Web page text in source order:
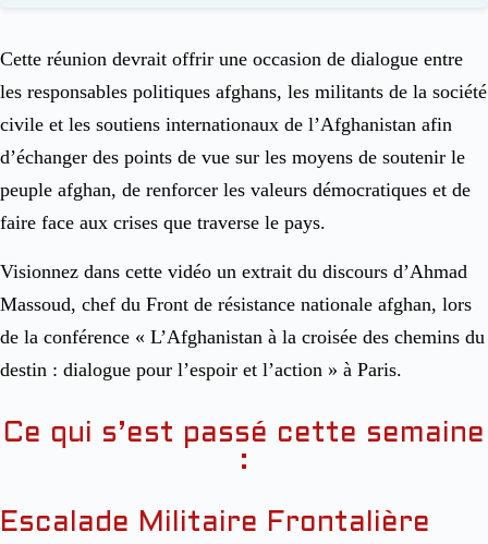
Cette réunion devrait offrir une occasion de dialogue entre
les responsables politiques afghans, les militants de la société
civile et les soutiens internationaux de l’Afghanistan afin
d’échanger des points de vue sur les moyens de soutenir le
peuple afghan, de renforcer les valeurs démocratiques et de
faire face aux crises que traverse le pays.
Visionnez dans cette vidéo un extrait du discours d’Ahmad
Massoud, chef du Front de résistance nationale afghan, lors
de la conférence « L’Afghanistan à la croisée des chemins du
destin : dialogue pour l’espoir et l’action » à Paris.
Ce qui s’est passé cette semaine
:
Escalade Militaire Frontalière